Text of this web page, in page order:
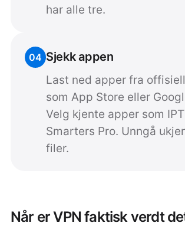
har alle tre.
04 Sjekk appen
Last ned apper fra
som App Store eller
Velg kjente apper som
Smarters Pro. Unngå
filer.
Når er VPN faktisk verdt